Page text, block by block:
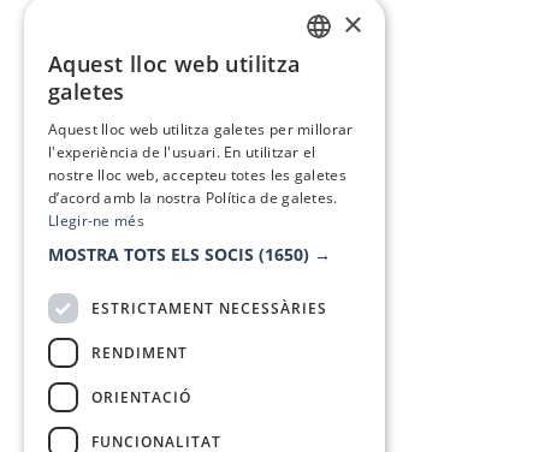
×
Aquest lloc web utilitza
galetes
Aquest lloc web utilitza galetes per millorar
l'experiència de l'usuari. En utilitzar el
nostre lloc web, accepteu totes les galetes
d’acord amb la nostra Política de galetes.
Llegir-ne més
MOSTRA TOTS ELS SOCIS (1650) →
ESTRICTAMENT NECESSÀRIES
RENDIMENT
ORIENTACIÓ
FUNCIONALITAT